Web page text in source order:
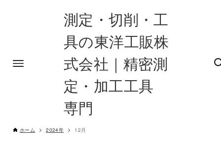
測定・切削・工
具の東洋工販株
式会社｜精密測
定・加工工具
専門
ホーム 2024年 12月